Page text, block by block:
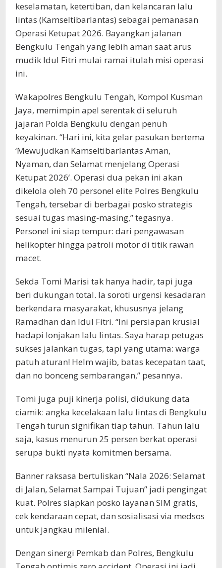
keselamatan, ketertiban, dan kelancaran lalu
lintas (Kamseltibarlantas) sebagai pemanasan
Operasi Ketupat 2026. Bayangkan jalanan
Bengkulu Tengah yang lebih aman saat arus
mudik Idul Fitri mulai ramai itulah misi operasi
ini.
Wakapolres Bengkulu Tengah, Kompol Kusman
Jaya, memimpin apel serentak di seluruh
jajaran Polda Bengkulu dengan penuh
keyakinan. “Hari ini, kita gelar pasukan bertema
‘Mewujudkan Kamseltibarlantas Aman,
Nyaman, dan Selamat menjelang Operasi
Ketupat 2026’. Operasi dua pekan ini akan
dikelola oleh 70 personel elite Polres Bengkulu
Tengah, tersebar di berbagai posko strategis
sesuai tugas masing-masing,” tegasnya.
Personel ini siap tempur: dari pengawasan
helikopter hingga patroli motor di titik rawan
macet.
Sekda Tomi Marisi tak hanya hadir, tapi juga
beri dukungan total. Ia soroti urgensi kesadaran
berkendara masyarakat, khususnya jelang
Ramadhan dan Idul Fitri. “Ini persiapan krusial
hadapi lonjakan lalu lintas. Saya harap petugas
sukses jalankan tugas, tapi yang utama: warga
patuh aturan! Helm wajib, batas kecepatan taat,
dan no bonceng sembarangan,” pesannya.
Tomi juga puji kinerja polisi, didukung data
ciamik: angka kecelakaan lalu lintas di Bengkulu
Tengah turun signifikan tiap tahun. Tahun lalu
saja, kasus menurun 25 persen berkat operasi
serupa bukti nyata komitmen bersama.
Banner raksasa bertuliskan “Nala 2026: Selamat
di Jalan, Selamat Sampai Tujuan” jadi pengingat
kuat. Polres siapkan posko layanan SIM gratis,
cek kendaraan cepat, dan sosialisasi via medsos
untuk jangkau milenial.
Dengan sinergi Pemkab dan Polres, Bengkulu